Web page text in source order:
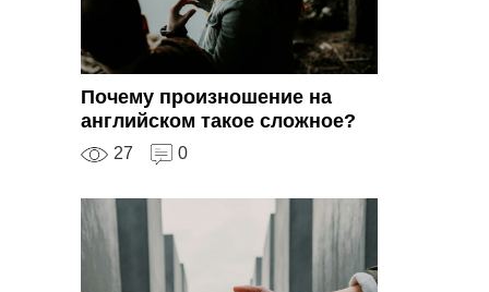
Почему произношение на
английском такое сложное?
27 0